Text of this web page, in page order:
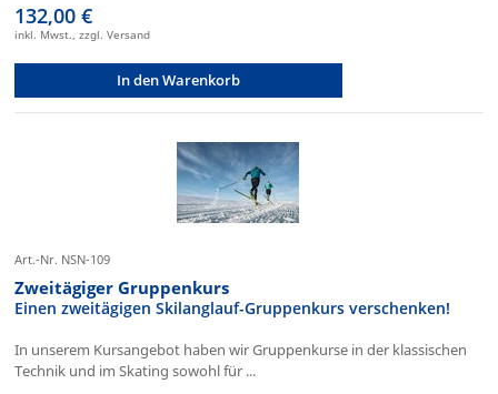
132,00 €
inkl. Mwst., zzgl. Versand
In den Warenkorb
Art.-Nr. NSN-109
Zweitägiger Gruppenkurs
Einen zweitägigen Skilanglauf-Gruppenkurs verschenken!
In unserem Kursangebot haben wir Gruppenkurse in der klassischen
Technik und im Skating sowohl für ...